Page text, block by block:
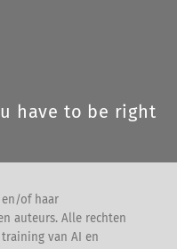
have to be right
en/of haar
auteurs. Alle rechten
van AI en